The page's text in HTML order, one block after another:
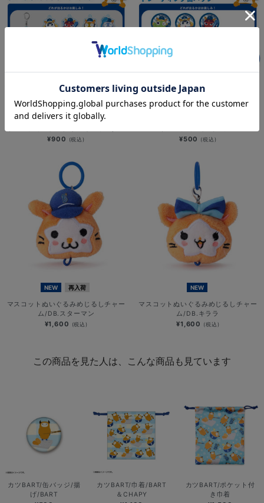
NEW
横浜DeNAベイスターズ×ケロロ軍曹/
¥900 (税込)
NEW
¥500 (税込)
NEW 再入荷
マスコットぬいぐるみめじるしチャー
ム/DB.スターマン
¥1,600 (税込)
NEW
マスコットぬいぐるみめじるしチャー
ム/DB.キララ
¥1,600 (税込)
この商品を見た人は、こんな商品も見ています
カツBART/缶バッジ/揚
げ/BART
カツBART/巾着/BART
＆CHAPY
カツBART/ポケット付
き巾着